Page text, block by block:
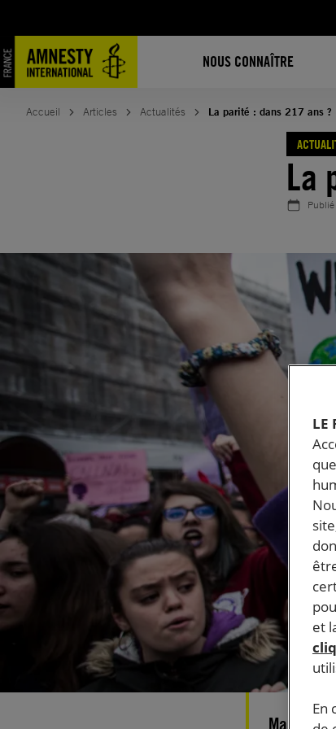
NOUS CONNAÎTRE
contenu
Accueil Articles Actualités La parité : dans 217 ans ?
La
Mal
LE
et
En